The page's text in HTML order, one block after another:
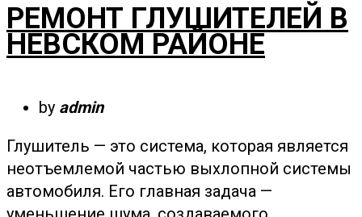
РЕМОНТ ГЛУШИТЕЛЕЙ В
НЕВСКОМ РАЙОНЕ
by admin
Глушитель — это система, которая является
неотъемлемой частью выхлопной системы
автомобиля. Его главная задача —